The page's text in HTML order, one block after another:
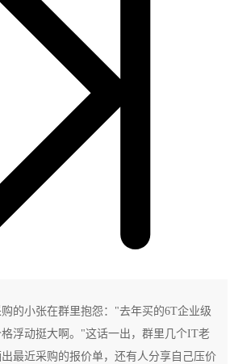
的小张在群里抱怨："去年买的6T企业级
浮动挺大啊。"这话一出，群里几个IT老
最近采购的报价单，还有人分享自己压价